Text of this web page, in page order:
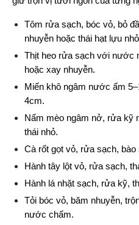
Tôm rửa sạch, bóc vỏ, bỏ
nhuyễn hoặc thái hạt lựu
Thịt heo rửa sạch với nước
hoặc xay nhuyễn.
Miến khô ngâm nước ấm
4cm.
Nấm mèo ngâm nở, rửa kỹ
thái nhỏ.
Cà rốt gọt vỏ, rửa sạch,
Hành tây lột vỏ, rửa sạch,
Hành lá nhặt sạch, rửa kỹ,
Tỏi bóc vỏ, băm nhuyễn,
nước chấm.